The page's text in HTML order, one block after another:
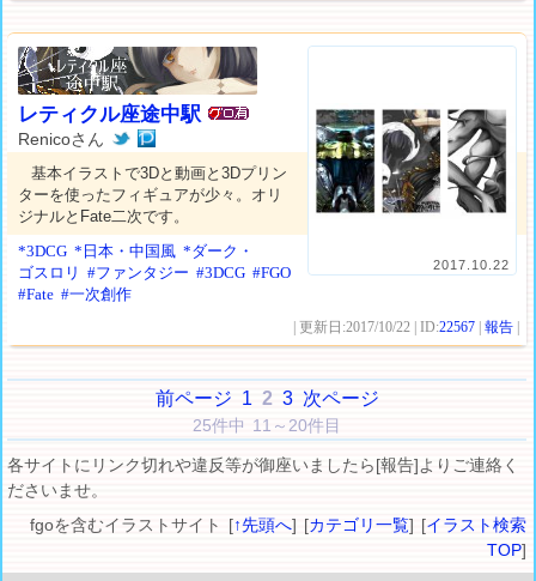
2017.10.22
レティクル座途中駅
Renicoさん
基本イラストで3Dと動画と3Dプリン
ターを使ったフィギュアが少々。オリ
ジナルとFate二次です。
*3DCG *日本・中国風 *ダーク・
ゴスロリ
#ファンタジー #3DCG #FGO
#Fate #一次創作
| 更新日:2017/10/22 | ID:22567 |報告
前ページ 1 2 3 次ページ
25件中 11～20件目
各サイトにリンク切れや違反等が御座いましたら[報告]よりご連絡く
ださいませ。
fgoを含むイラストサイト [↑先頭へ] [カテゴリ一覧] [イラスト検索
TOP]